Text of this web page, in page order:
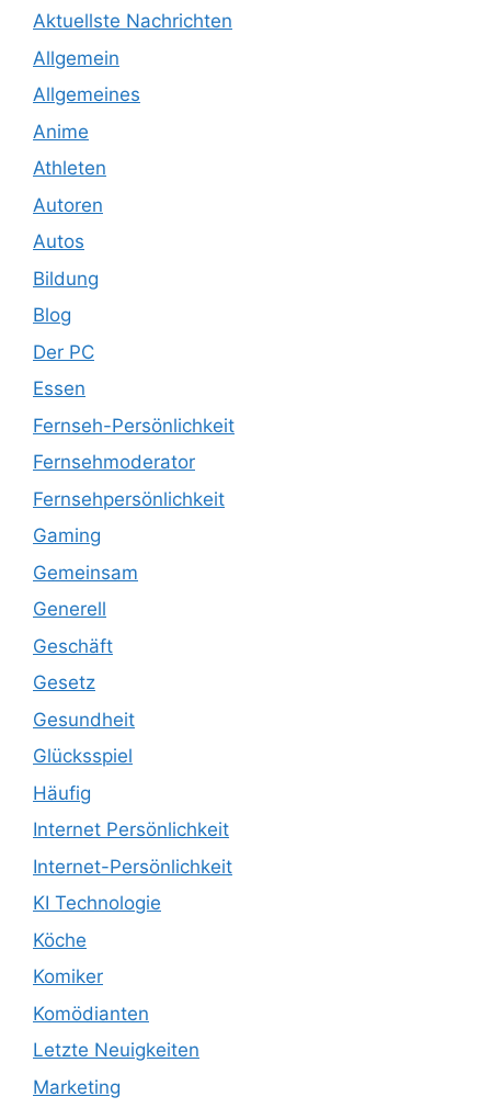
Aktuellste Nachrichten
Allgemein
Allgemeines
Anime
Athleten
Autoren
Autos
Bildung
Blog
Der PC
Essen
Fernseh-Persönlichkeit
Fernsehmoderator
Fernsehpersönlichkeit
Gaming
Gemeinsam
Generell
Geschäft
Gesetz
Gesundheit
Glücksspiel
Häufig
Internet Persönlichkeit
Internet-Persönlichkeit
KI Technologie
Köche
Komiker
Komödianten
Letzte Neuigkeiten
Marketing